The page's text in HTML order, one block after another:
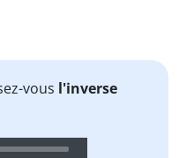
vous l'inverse